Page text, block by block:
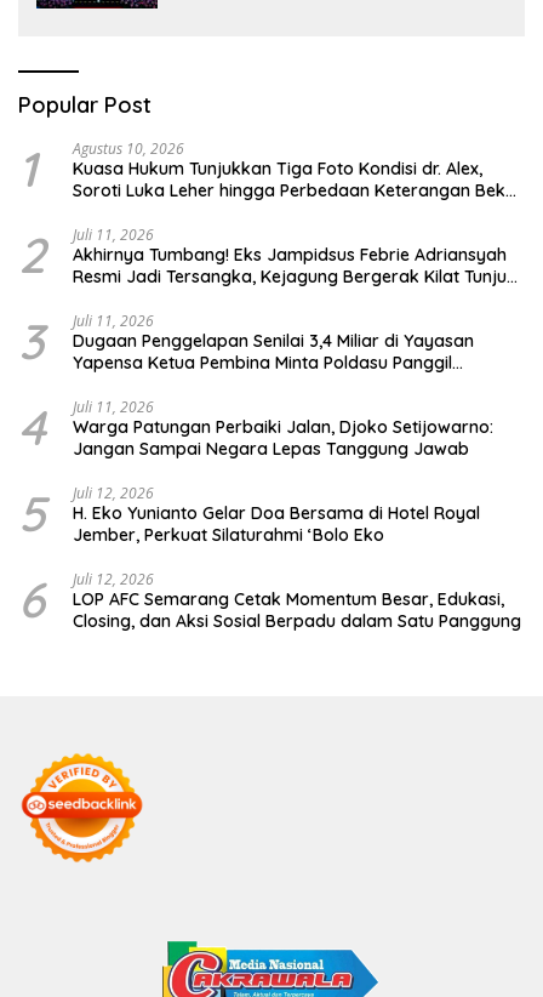
Popular Post
1 Agustus 10, 2026
Kuasa Hukum Tunjukkan Tiga Foto Kondisi dr. Alex,
Soroti Luka Leher hingga Perbedaan Keterangan Bekas
2 Juli 11, 2026
Akhirnya Tumbang! Eks Jampidsus Febrie Adriansyah
Resmi Jadi Tersangka, Kejagung Bergerak Kilat Tunjuk
3 Juli 11, 2026
Dugaan Penggelapan Senilai 3,4 Miliar di Yayasan
Yapensa Ketua Pembina Minta Poldasu Panggil
4 Juli 11, 2026
Warga Patungan Perbaiki Jalan, Djoko Setijowarno:
Jangan Sampai Negara Lepas Tanggung Jawab
5 Juli 12, 2026
H. Eko Yunianto Gelar Doa Bersama di Hotel Royal
Jember, Perkuat Silaturahmi ‘Bolo Eko
6 Juli 12, 2026
LOP AFC Semarang Cetak Momentum Besar, Edukasi,
Closing, dan Aksi Sosial Berpadu dalam Satu Panggung